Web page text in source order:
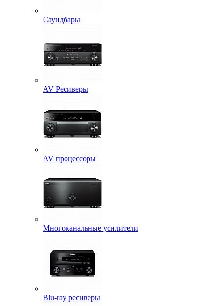
Саундбары
AV Ресиверы
AV процессоры
Многоканальные усилители
Blu-ray ресиверы